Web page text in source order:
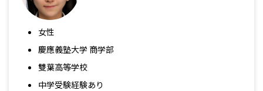
女性
慶應義塾大学 商学部
雙葉高等学校
中学受験経験あり